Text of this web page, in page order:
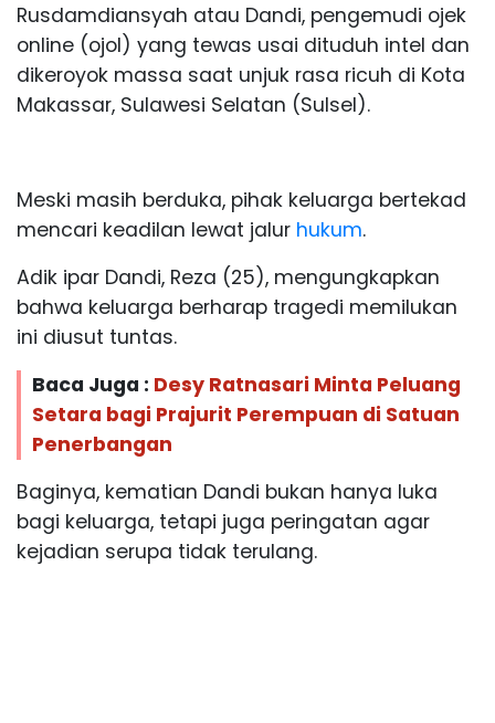
Rusdamdiansyah atau Dandi, pengemudi ojek
online (ojol) yang tewas usai dituduh intel dan
dikeroyok massa saat unjuk rasa ricuh di Kota
Makassar, Sulawesi Selatan (Sulsel).
Meski masih berduka, pihak keluarga bertekad
mencari keadilan lewat jalur hukum.
Adik ipar Dandi, Reza (25), mengungkapkan
bahwa keluarga berharap tragedi memilukan
ini diusut tuntas.
Baca Juga : Desy Ratnasari Minta Peluang
Setara bagi Prajurit Perempuan di Satuan
Penerbangan
Baginya, kematian Dandi bukan hanya luka
bagi keluarga, tetapi juga peringatan agar
kejadian serupa tidak terulang.